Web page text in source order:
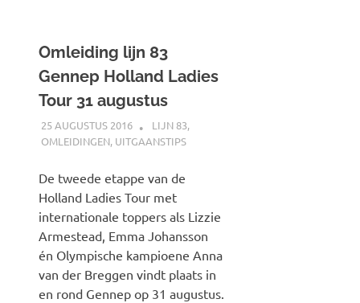
Omleiding lijn 83
Gennep Holland Ladies
Tour 31 augustus
25 AUGUSTUS 2016 JOHAN
LIJN 83,
OMLEIDINGEN, UITGAANSTIPS
De tweede etappe van de
Holland Ladies Tour met
internationale toppers als Lizzie
Armestead, Emma Johansson
én Olympische kampioene Anna
van der Breggen vindt plaats in
en rond Gennep op 31 augustus.